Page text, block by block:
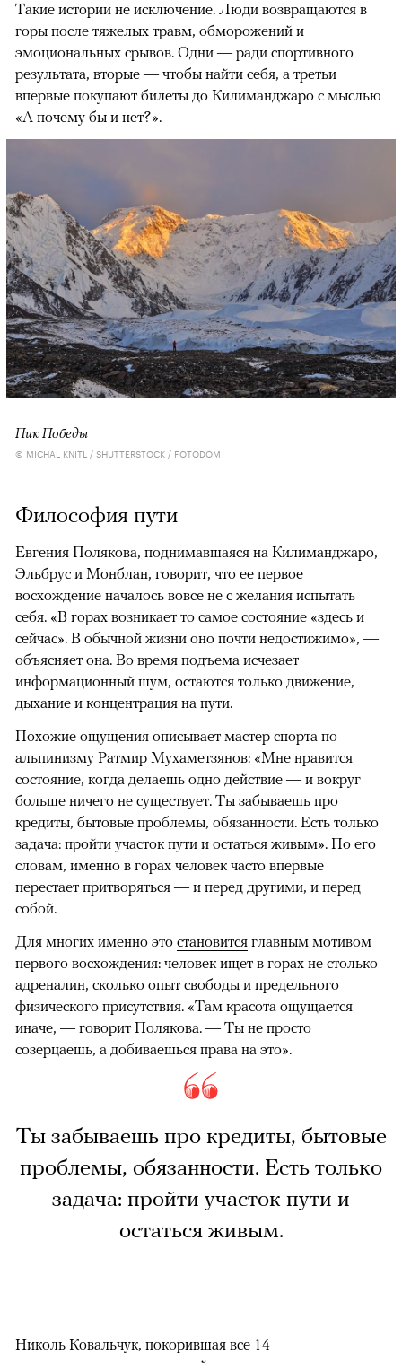
Такие истории не исключение. Люди возвращаются в
горы после тяжелых травм, обморожений и
эмоциональных срывов. Одни — ради спортивного
результата, вторые — чтобы найти себя, а третьи
впервые покупают билеты до Килиманджаро с мыслью
«А почему бы и нет?».
Пик Победы
© MICHAL KNITL / SHUTTERSTOCK / FOTODOM
Философия пути
Евгения Полякова, поднимавшаяся на Килиманджаро,
Эльбрус и Монблан, говорит, что ее первое
восхождение началось вовсе не с желания испытать
себя. «В горах возникает то самое состояние «здесь и
сейчас». В обычной жизни оно почти недостижимо», —
объясняет она. Во время подъема исчезает
информационный шум, остаются только движение,
дыхание и концентрация на пути.
Похожие ощущения описывает мастер спорта по
альпинизму Ратмир Мухаметзянов: «Мне нравится
состояние, когда делаешь одно действие — и вокруг
больше ничего не существует. Ты забываешь про
кредиты, бытовые проблемы, обязанности. Есть только
задача: пройти участок пути и остаться живым». По его
словам, именно в горах человек часто впервые
перестает притворяться — и перед другими, и перед
собой.
Для многих именно это становится главным мотивом
первого восхождения: человек ищет в горах не столько
адреналин, сколько опыт свободы и предельного
физического присутствия. «Там красота ощущается
иначе, — говорит Полякова. — Ты не просто
созерцаешь, а добиваешься права на это».
Ты забываешь про кредиты, бытовые
проблемы, обязанности. Есть только
задача: пройти участок пути и
остаться живым.
Николь Ковальчук, покорившая все 14